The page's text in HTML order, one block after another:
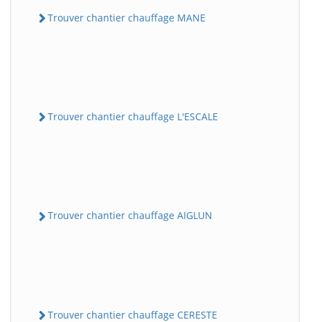
Trouver chantier chauffage MANE
Trouver chantier chauffage L'ESCALE
Trouver chantier chauffage AIGLUN
Trouver chantier chauffage CERESTE